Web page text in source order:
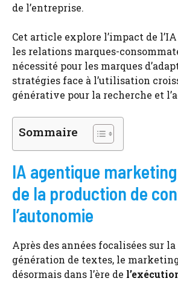
de l’entreprise.
Cet article explore l’impact de
les relations marques-
nécessité pour les marques
stratégies face à l’utilisation
générative pour la recherche et
Sommaire
IA agentique
de la production de
l’autonomie
Après des années focalisées sur
génération de textes, le
désormais dans l’ère de